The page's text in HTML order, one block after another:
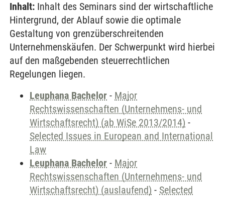
Inhalt: Inhalt des Seminars sind der wirtschaftliche
Hintergrund, der Ablauf sowie die optimale
Gestaltung von grenzüberschreitenden
Unternehmenskäufen. Der Schwerpunkt wird hierbei
auf den maßgebenden steuerrechtlichen
Regelungen liegen.
Leuphana Bachelor - Major
Rechtswissenschaften (Unternehmens- und
Wirtschaftsrecht) (ab WiSe 2013/2014) -
Selected Issues in European and International
Law
Leuphana Bachelor - Major
Rechtswissenschaften (Unternehmens- und
Wirtschaftsrecht) (auslaufend) - Selected